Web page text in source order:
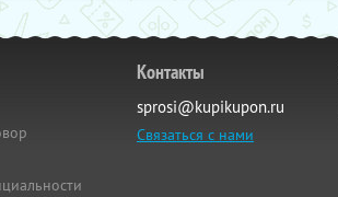
Контакты
sprosi@kupikupon.ru
Связаться с нами